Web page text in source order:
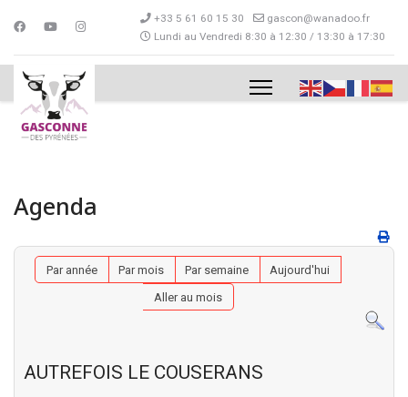
+33 5 61 60 15 30
gascon@wanadoo.fr
Lundi au Vendredi 8:30 à 12:30 / 13:30 à 17:30
Agenda
Par année Par mois Par semaine
Aujourd'hui
Aller au mois
AUTREFOIS LE COUSERANS